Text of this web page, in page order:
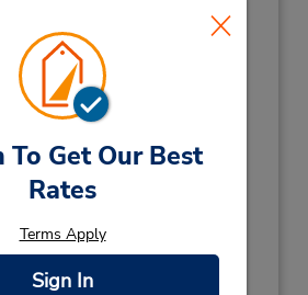
To Get Our Best
Rates
Terms Apply
Sign In
December 25 closed
December 31 08:00AM
DAYJanuary 1 closed
depositar llaves
direcciones